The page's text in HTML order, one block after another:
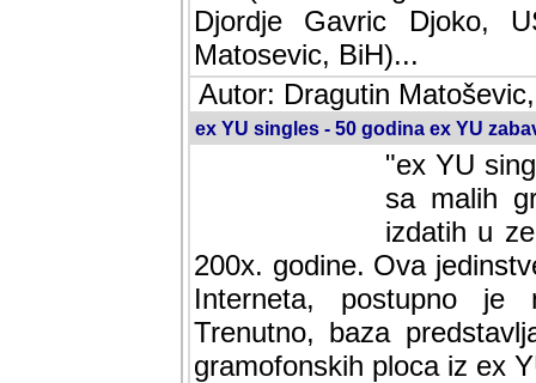
Djordje Gavric Djoko,
Matosevic, BiH)...
Autor: Dragutin
ex YU singles - 50 godina ex YU
"ex YU
sa malih
izdatih u
200x. godine. Ova
Interneta, postupno je
baza predstavlja
ploca iz ex YU.